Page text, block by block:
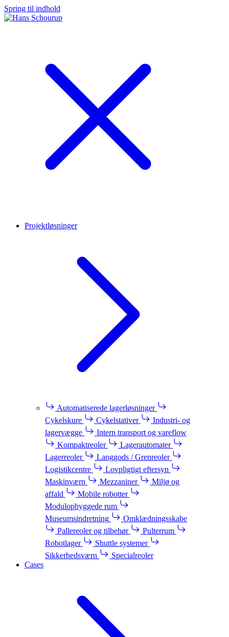
Spring til indhold
Projektløsninger
Automatiserede lagerløsninger
Cykelskure
Cykelstativer
Industri- og
lagervægge
Intern transport og vareflow
Kompaktreoler
Lagerautomater
Lagerreoler
Langgods / Grenreoler
Logistikcentre
Lovpligtigt eftersyn
Maskinværn
Mezzaniner
Miljø og
affald
Mobile robotter
Modulopbyggede rum
Museumsindretning
Omklædningsskabe
Pallereoler og tilbehør
Pulterrum
Robotlager
Shuttle systemer
Sikkerhedsværn
Specialreoler
Cases